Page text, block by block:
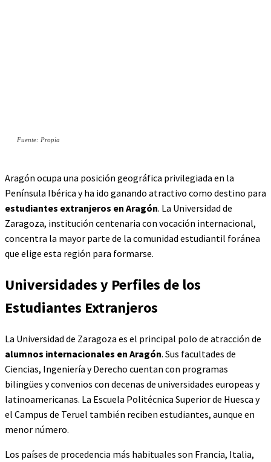
Fuente: Propia
Aragón ocupa una posición geográfica privilegiada en la
Península Ibérica y ha ido ganando atractivo como destino para
estudiantes extranjeros en Aragón. La Universidad de
Zaragoza, institución centenaria con vocación internacional,
concentra la mayor parte de la comunidad estudiantil foránea
que elige esta región para formarse.
Universidades y Perfiles de los
Estudiantes Extranjeros
La Universidad de Zaragoza es el principal polo de atracción de
alumnos internacionales en Aragón. Sus facultades de
Ciencias, Ingeniería y Derecho cuentan con programas
bilingües y convenios con decenas de universidades europeas y
latinoamericanas. La Escuela Politécnica Superior de Huesca y
el Campus de Teruel también reciben estudiantes, aunque en
menor número.
Los países de procedencia más habituales son Francia, Italia,